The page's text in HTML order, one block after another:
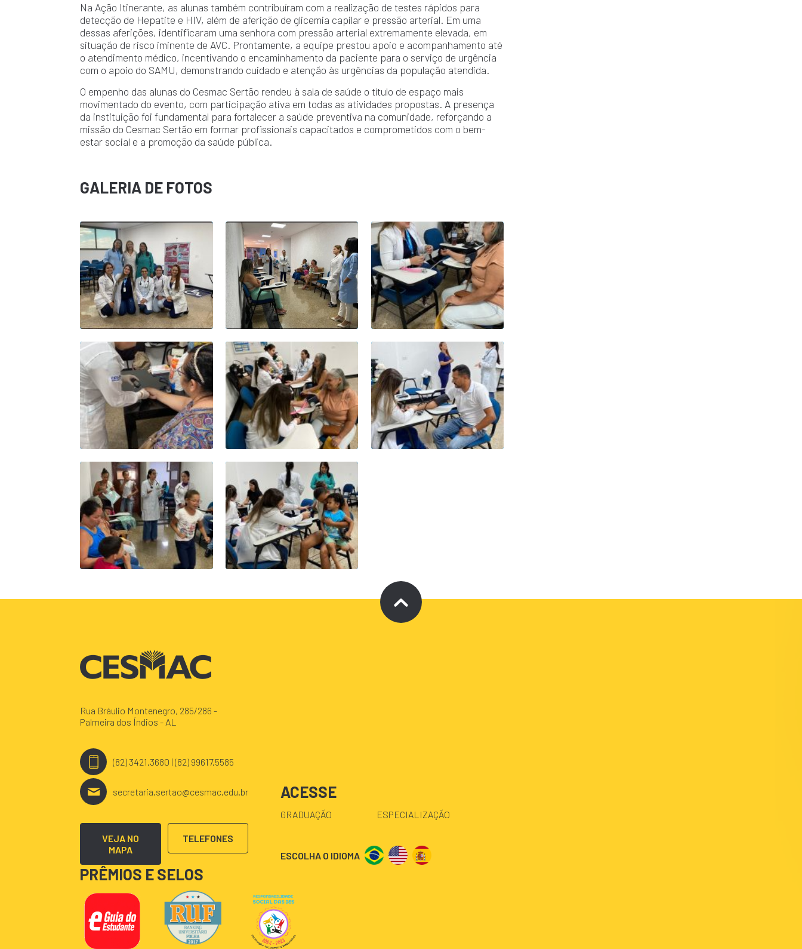
Na Ação Itinerante, as alunas também contribuíram com a realização de testes rápidos para
detecção de Hepatite e HIV, além de aferição de glicemia capilar e pressão arterial. Em uma
dessas aferições, identificaram uma senhora com pressão arterial extremamente elevada, em
situação de risco iminente de AVC. Prontamente, a equipe prestou apoio e acompanhamento até
o atendimento médico, incentivando o encaminhamento da paciente para o serviço de urgência
com o apoio do SAMU, demonstrando cuidado e atenção às urgências da população atendida.
O empenho das alunas do Cesmac Sertão rendeu à sala de saúde o título de espaço mais
movimentado do evento, com participação ativa em todas as atividades propostas. A presença
da instituição foi fundamental para fortalecer a saúde preventiva na comunidade, reforçando a
missão do Cesmac Sertão em formar profissionais capacitados e comprometidos com o bem-
estar social e a promoção da saúde pública.
GALERIA DE FOTOS
Rua Bráulio Montenegro, 285/286 -
Palmeira dos Índios - AL
(82) 3421.3680 | (82) 99617.5585
secretaria.sertao@cesmac.edu.br
VEJA NO
MAPA
TELEFONES
ACESSE
GRADUAÇÃO ESPECIALIZAÇÃO
ESCOLHA O IDIOMA
PRÊMIOS E SELOS